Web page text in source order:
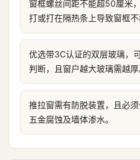
窗框螺丝间距不能超50厘米
打或打在隔热条上导致窗框不
优选带3C认证的双层玻璃，
判断，且窗户越大玻璃需越厚
推拉窗需有防脱装置，且必
五金腐蚀及墙体渗水。